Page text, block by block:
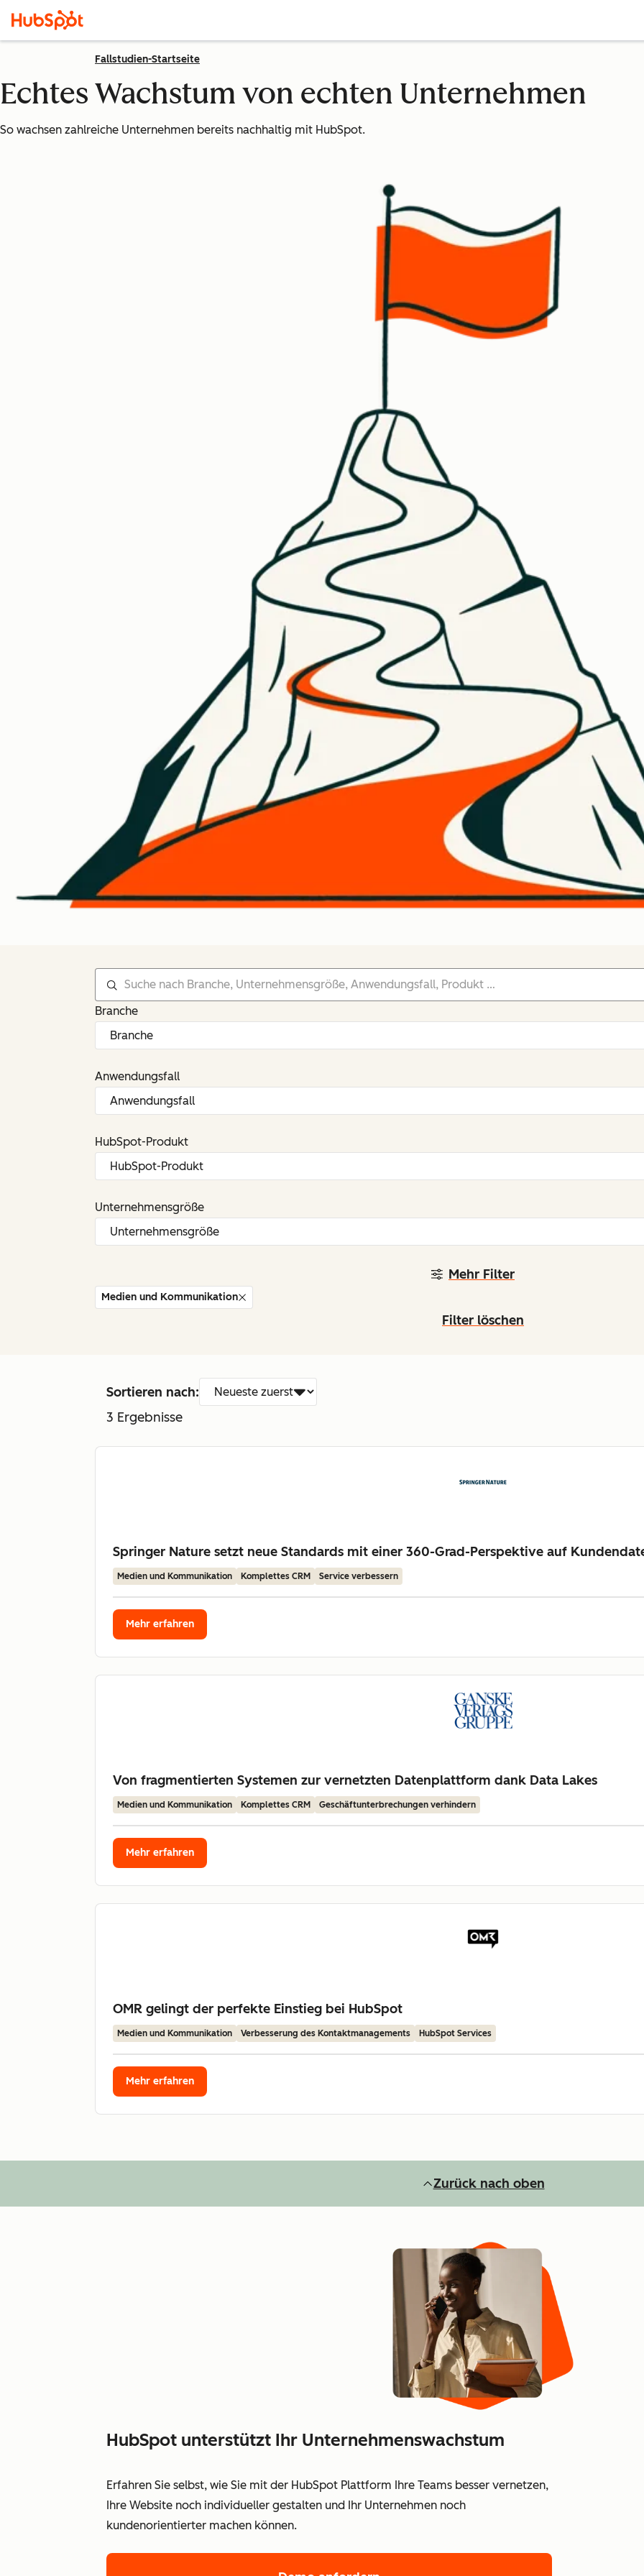
Fallstudien-Startseite
Echtes Wachstum von echten Unternehmen
So wachsen zahlreiche Unternehmen bereits nachhaltig mit HubSpot.
Mehr Filter
Branche
Anwendungsfall
HubSpot-Produkt
Unternehmensgröße
Medien und Kommunikation
Filter löschen
Sortieren nach:
3 Ergebnisse
Springer Nature setzt neue Standards mit einer 360-Grad-Perspektive auf
Medien und Kommunikation Komplettes CRM Service verbessern
Mehr erfahren
Von fragmentierten Systemen zur vernetzten Datenplattform dank Data Lakes
Medien und Kommunikation Komplettes CRM Geschäftunterbrechungen verhindern
Mehr erfahren
OMR gelingt der perfekte Einstieg bei HubSpot
Medien und Kommunikation Verbesserung des Kontaktmanagements HubSpot Services
Mehr erfahren
Zurück nach oben
HubSpot unterstützt Ihr Unternehmenswachstum
Erfahren Sie selbst, wie Sie mit der HubSpot Plattform Ihre Teams besser vernetzen,
Ihre Website noch individueller gestalten und Ihr Unternehmen noch
kundenorientierter machen können.